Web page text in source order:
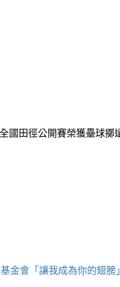
國田徑公開賽榮獲壘球擲
金會「讓我成為你的翅